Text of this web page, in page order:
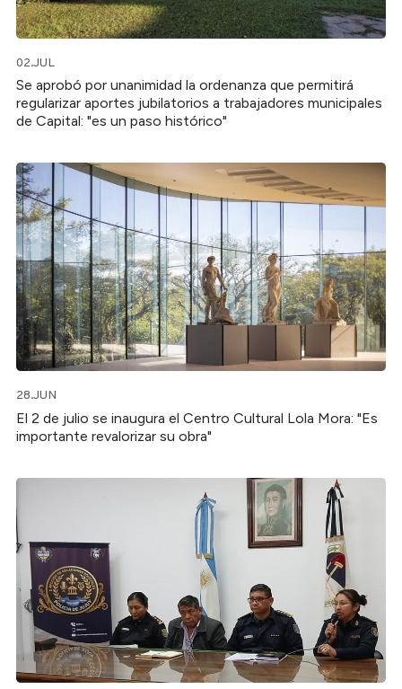
02.JUL
Se aprobó por unanimidad la ordenanza que permitirá
regularizar aportes jubilatorios a trabajadores municipales
de Capital: "es un paso histórico"
28.JUN
El 2 de julio se inaugura el Centro Cultural Lola Mora: "Es
importante revalorizar su obra"